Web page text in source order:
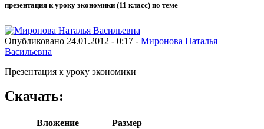
презентация к уроку экономики (11 класс) по теме
Опубликовано 24.01.2012 - 0:17 - Миронова Наталья
Васильевна
Презентация к уроку экономики
Скачать:
Вложение
Размер